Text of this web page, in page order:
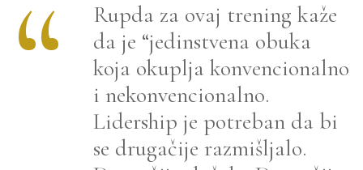
Rupda za ovaj trening kaže
da je “jedinstvena obuka
koja okuplja konvencionalno
i nekonvencionalno.
Lidership je potreban da bi
se drugačije razmišljalo.